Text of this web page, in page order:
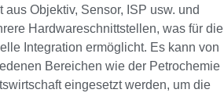
aus Objektiv, Sensor, ISP usw. und
Hardwareschnittstellen, was für die
Integration ermöglicht. Es kann von
Bereichen wie der Petrochemie
eingesetzt werden, um die